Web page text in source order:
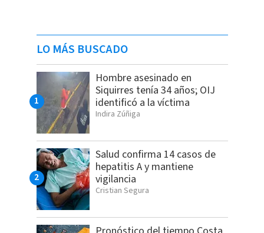
LO MÁS BUSCADO
Hombre asesinado en
Siquirres tenía 34 años; OIJ
identificó a la víctima
Indira Zúñiga
Salud confirma 14 casos de
hepatitis A y mantiene
vigilancia
Cristian Segura